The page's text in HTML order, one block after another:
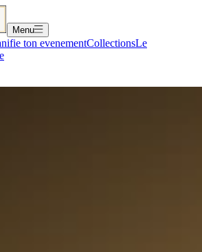
Menu
ton evenementCollectionsLe